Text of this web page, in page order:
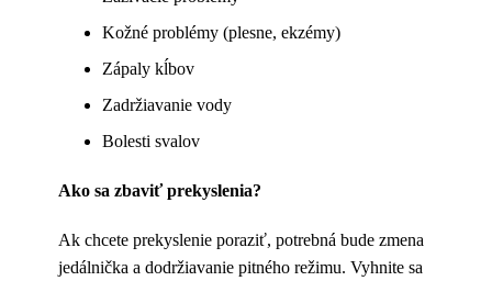
Kožné problémy (plesne, ekzémy)
Zápaly kĺbov
Zadržiavanie vody
Bolesti svalov
Ako sa zbaviť prekyslenia?
Ak chcete prekyslenie poraziť, potrebná bude zmena
jedálnička a dodržiavanie pitného režimu. Vyhnite sa